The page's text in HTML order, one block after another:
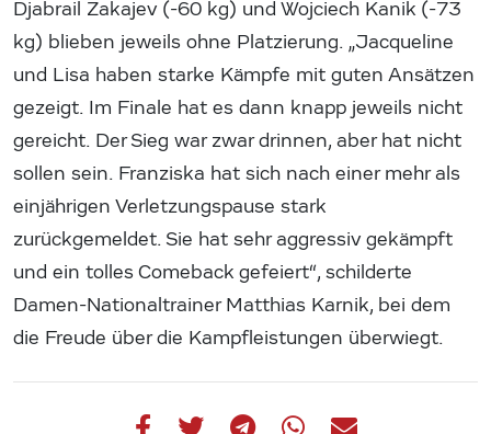
Djabrail Zakajev (-60 kg) und Wojciech Kanik (-73
kg) blieben jeweils ohne Platzierung. „Jacqueline
und Lisa haben starke Kämpfe mit guten Ansätzen
gezeigt. Im Finale hat es dann knapp jeweils nicht
gereicht. Der Sieg war zwar drinnen, aber hat nicht
sollen sein. Franziska hat sich nach einer mehr als
einjährigen Verletzungspause stark
zurückgemeldet. Sie hat sehr aggressiv gekämpft
und ein tolles Comeback gefeiert“, schilderte
Damen-Nationaltrainer Matthias Karnik, bei dem
die Freude über die Kampfleistungen überwiegt.